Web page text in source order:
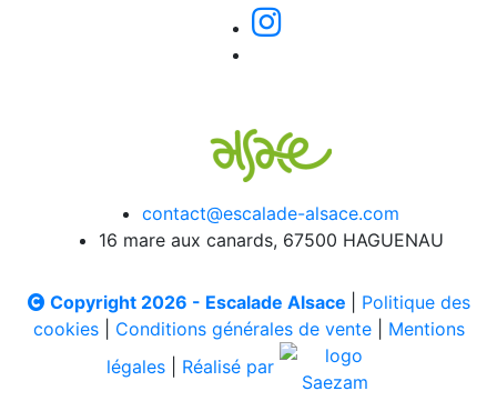
contact@escalade-alsace.com
16 mare aux canards, 67500 HAGUENAU
Copyright 2026 - Escalade Alsace
Politique des
cookies| Conditions générales de vente| Mentions
légales
Réalisé par